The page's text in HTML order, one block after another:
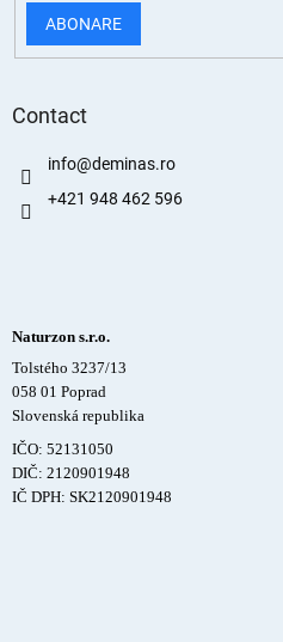
ABONARE
Contact
info@deminas.ro
+421 948 462 596
Naturzon s.r.o.
Tolstého 3237/13
058 01 Poprad
Slovenská republika
IČO: 52131050
DIČ: 2120901948
IČ DPH: SK2120901948